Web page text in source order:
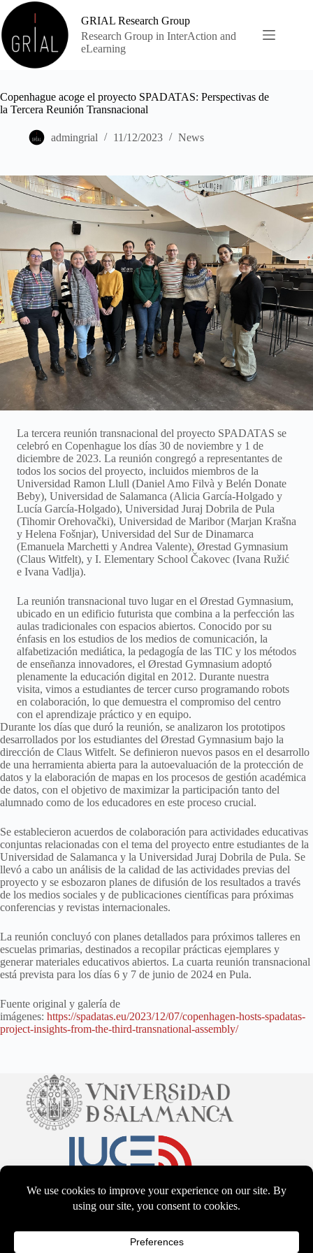
Skip
to
content
GRIAL Research Group
Research Group in InterAction and
eLearning
Copenhague acoge el proyecto SPADATAS: Perspectivas de
la Tercera Reunión Transnacional
admingrial 11/12/2023 News
La tercera reunión transnacional del proyecto SPADATAS se
celebró en Copenhague los días 30 de noviembre y 1 de
diciembre de 2023. La reunión congregó a representantes de
todos los socios del proyecto, incluidos miembros de la
Universidad Ramon Llull (Daniel Amo Filvà y Belén Donate
Beby), Universidad de Salamanca (Alicia García-Holgado y
Lucía García-Holgado), Universidad Juraj Dobrila de Pula
(Tihomir Orehovački), Universidad de Maribor (Marjan Krašna
y Helena Fošnjar), Universidad del Sur de Dinamarca
(Emanuela Marchetti y Andrea Valente), Ørestad Gymnasium
(Claus Witfelt), y I. Elementary School Čakovec (Ivana Ružić
e Ivana Vadlja).
La reunión transnacional tuvo lugar en el Ørestad Gymnasium,
ubicado en un edificio futurista que combina a la perfección las
aulas tradicionales con espacios abiertos. Conocido por su
énfasis en los estudios de los medios de comunicación, la
alfabetización mediática, la pedagogía de las TIC y los métodos
de enseñanza innovadores, el Ørestad Gymnasium adoptó
plenamente la educación digital en 2012. Durante nuestra
visita, vimos a estudiantes de tercer curso programando robots
en colaboración, lo que demuestra el compromiso del centro
con el aprendizaje práctico y en equipo.
Durante los días que duró la reunión, se analizaron los prototipos
desarrollados por los estudiantes del Ørestad Gymnasium bajo la
dirección de Claus Witfelt. Se definieron nuevos pasos en el desarrollo
de una herramienta abierta para la autoevaluación de la protección de
datos y la elaboración de mapas en los procesos de gestión académica
de datos, con el objetivo de maximizar la participación tanto del
alumnado como de los educadores en este proceso crucial.
Se establecieron acuerdos de colaboración para actividades educativas
conjuntas relacionadas con el tema del proyecto entre estudiantes de la
Universidad de Salamanca y la Universidad Juraj Dobrila de Pula. Se
llevó a cabo un análisis de la calidad de las actividades previas del
proyecto y se esbozaron planes de difusión de los resultados a través
de los medios sociales y de publicaciones científicas para próximas
conferencias y revistas internacionales.
La reunión concluyó con planes detallados para próximos talleres en
escuelas primarias, destinados a recopilar prácticas ejemplares y
generar materiales educativos abiertos. La cuarta reunión transnacional
está prevista para los días 6 y 7 de junio de 2024 en Pula.
Fuente original y galería de
imágenes: https://spadatas.eu/2023/12/07/copenhagen-hosts-spadatas-
project-insights-from-the-third-transnational-assembly/